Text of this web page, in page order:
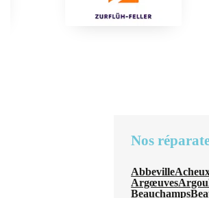
Nos
Abbeville
Argœuves
Beauchamps